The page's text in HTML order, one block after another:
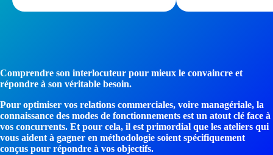
Comprendre son interlocuteur pour mieux le convaincre et
répondre à son véritable besoin.
Pour optimiser vos relations commerciales, voire managériale, la
connaissance des modes de fonctionnements est un atout clé face à
vos concurrents. Et pour cela, il est primordial que les ateliers qui
vous aident à gagner en méthodologie soient spécifiquement
conçus pour répondre à vos objectifs.